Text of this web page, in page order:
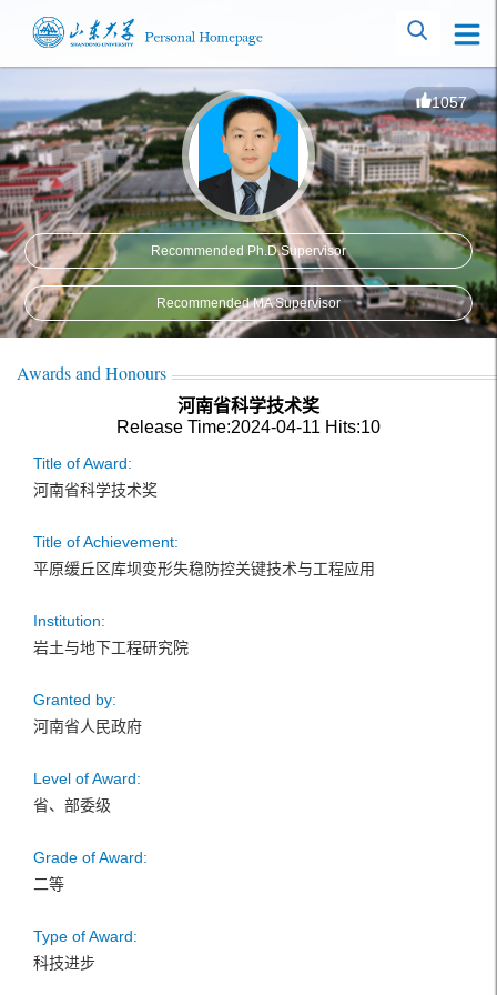
1057
Recommended Ph.D.Supervisor
Recommended MA Supervisor
Awards and Honours
河南省科学技术奖
Release Time:2024-04-11 Hits:10
Title of Award:
河南省科学技术奖
Title of Achievement:
平原缓丘区库坝变形失稳防控关键技术与工程应用
Institution:
岩土与地下工程研究院
Granted by:
河南省人民政府
Level of Award:
省、部委级
Grade of Award:
二等
Type of Award:
科技进步